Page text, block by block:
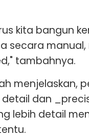
kita bangun
secara
tambahnya.
menjelaskan,
dan
lebih detail